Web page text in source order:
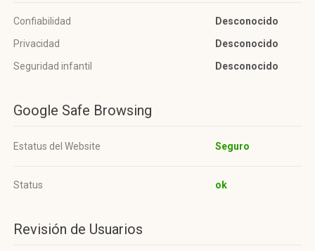
Confiabilidad
Desconocido
Privacidad
Desconocido
Seguridad infantil
Desconocido
Google Safe Browsing
Estatus del Website Seguro
Status ok
Revisión de Usuarios